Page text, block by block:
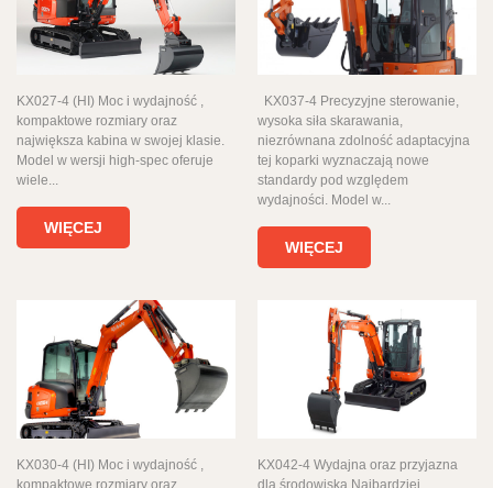
KX027-4 (HI) Moc i wydajność ,
kompaktowe rozmiary oraz
największa kabina w swojej klasie.
Model w wersji high-spec oferuje
wiele...
WIĘCEJ
KX037-4 Precyzyjne sterowanie,
wysoka siła skarawania,
niezrównana zdolność adaptacyjna
tej koparki wyznaczają nowe
standardy pod względem
wydajności. Model w...
WIĘCEJ
KX030-4 (HI) Moc i wydajność ,
kompaktowe rozmiary oraz
KX042-4 Wydajna oraz przyjazna
dla środowiska Najbardziej